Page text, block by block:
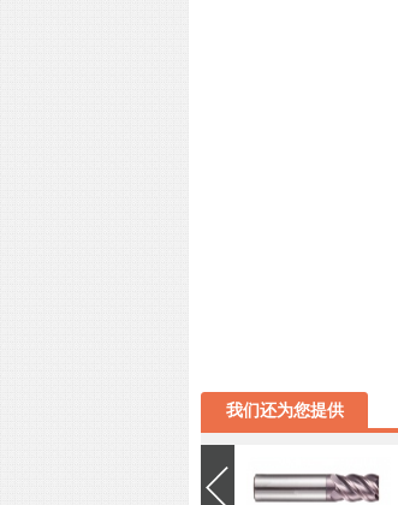
我们还为您提供